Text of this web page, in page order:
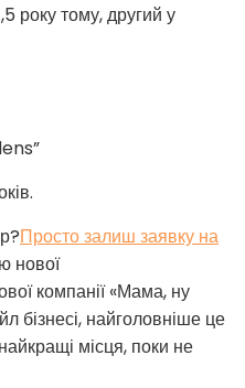
року тому, другий у
Просто залиш заявку на
нової
компанії «Мама, ну
бізнесі, найголовніше це
місця, поки не